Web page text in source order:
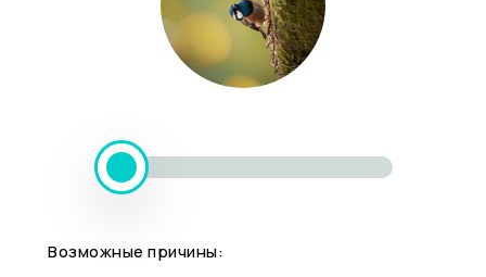
Возможные причины: